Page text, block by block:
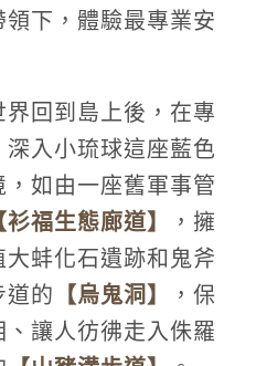
下，體驗最專業安
回到島上後，在專
入小琉球這座藍色
如由一座舊軍事管
衫福生態廊道】
，擁
蚌化石遺跡和鬼斧
道的 【烏鬼洞 】
，保
讓人彷彿走入侏羅